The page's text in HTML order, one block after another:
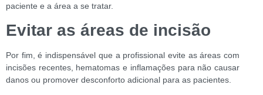
paciente e a área a se tratar.
Evitar as áreas de incisão
Por fim, é indispensável que a profissional evite as áreas com
incisões recentes, hematomas e inflamações para não causar
danos ou promover desconforto adicional para as pacientes.